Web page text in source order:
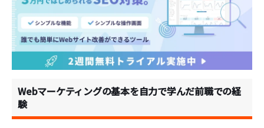
Webマーケティングの基本を自力で学んだ前職での経
験